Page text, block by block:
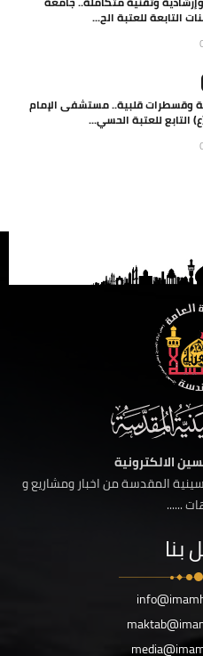
التابعة للعتبة الح...
وقسطرات قلبية.. مستشفى الإمام
التابع للعتبة الحسي...
الالكترونية
المقدسة من اخبار ومشاريع و
......
بنا